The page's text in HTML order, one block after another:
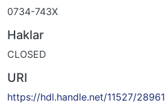
0734-743X
Haklar
CLOSED
URI
https://hdl.handle.net/11527/28961